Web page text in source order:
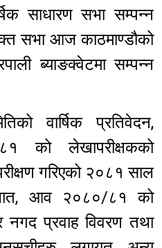
साधारण सभा सम्पन्न
सभा आज काठमाण्डौको
ब्याङक्वेटमा सम्पन्न
वार्षिक प्रतिवेदन,
को लेखापरीक्षकको
गरिएको २०८१ साल
आव २०८०/८१ को
नगद प्रवाह विवरण तथा